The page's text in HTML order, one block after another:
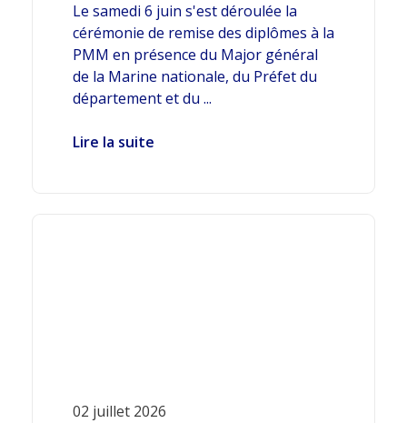
Le samedi 6 juin s'est déroulée la
cérémonie de remise des diplômes à la
PMM en présence du Major général
de la Marine nationale, du Préfet du
département et du ...
Lire la suite
02 juillet 2026